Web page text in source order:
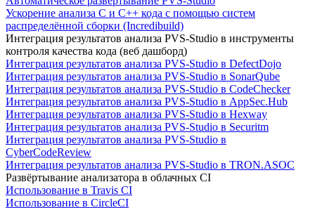
Ускорение анализа C и C++ кода с помощью систем
распределённой сборки (Incredibuild)
Интеграция результатов анализа PVS-Studio в инструменты
контроля качества кода (веб дашборд)
Интеграция результатов анализа PVS-Studio в DefectDojo
Интеграция результатов анализа PVS-Studio в SonarQube
Интеграция результатов анализа PVS-Studio в CodeChecker
Интеграция результатов анализа PVS-Studio в AppSec.Hub
Интеграция результатов анализа PVS-Studio в Hexway
Интеграция результатов анализа PVS-Studio в Securitm
Интеграция результатов анализа PVS-Studio в
CyberCodeReview
Интеграция результатов анализа PVS-Studio в TRON.ASOC
Развёртывание анализатора в облачных CI
Использование в Travis CI
Использование в CircleCI